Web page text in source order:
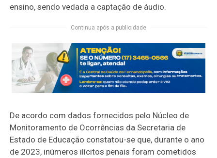
ensino, sendo vedada a captação de áudio.
Continua após a publicidade
De acordo com dados fornecidos pelo Núcleo de
Monitoramento de Ocorrências da Secretaria de
Estado de Educação constatou-se que, durante o ano
de 2023, inúmeros ilícitos penais foram cometidos